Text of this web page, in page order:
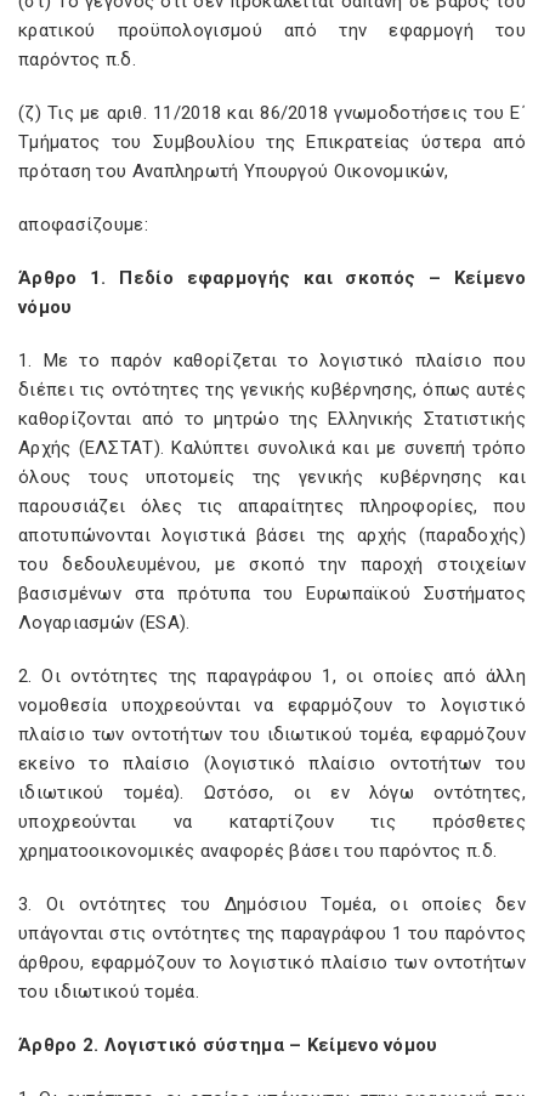
κρατικού προϋπολογισμού από την εφαρμογή του
παρόντος π.δ.
(ζ) Τις με αριθ. 11/2018 και 86/2018 γνωμοδοτήσεις του Ε΄
Τμήματος του Συμβουλίου της Επικρατείας ύστερα από
πρόταση του Αναπληρωτή Υπουργού Οικονομικών,
αποφασίζουμε:
Άρθρο 1. Πεδίο εφαρμογής και σκοπός – Κείμενο
νόμου
1. Με το παρόν καθορίζεται το λογιστικό πλαίσιο που
διέπει τις οντότητες της γενικής κυβέρνησης, όπως αυτές
καθορίζονται από το μητρώο της Ελληνικής Στατιστικής
Αρχής (ΕΛΣΤΑΤ). Καλύπτει συνολικά και με συνεπή τρόπο
όλους τους υποτομείς της γενικής κυβέρνησης και
παρουσιάζει όλες τις απαραίτητες πληροφορίες, που
αποτυπώνονται λογιστικά βάσει της αρχής (παραδοχής)
του δεδουλευμένου, με σκοπό την παροχή στοιχείων
βασισμένων στα πρότυπα του Ευρωπαϊκού Συστήματος
Λογαριασμών (ESA).
2. Οι οντότητες της παραγράφου 1, οι οποίες από άλλη
νομοθεσία υποχρεούνται να εφαρμόζουν το λογιστικό
πλαίσιο των οντοτήτων του ιδιωτικού τομέα, εφαρμόζουν
εκείνο το πλαίσιο (λογιστικό πλαίσιο οντοτήτων του
ιδιωτικού τομέα). Ωστόσο, οι εν λόγω οντότητες,
υποχρεούνται να καταρτίζουν τις πρόσθετες
χρηματοοικονομικές αναφορές βάσει του παρόντος π.δ.
3. Οι οντότητες του Δημόσιου Τομέα, οι οποίες δεν
υπάγονται στις οντότητες της παραγράφου 1 του παρόντος
άρθρου, εφαρμόζουν το λογιστικό πλαίσιο των οντοτήτων
του ιδιωτικού τομέα.
Άρθρο 2. Λογιστικό σύστημα – Κείμενο νόμου